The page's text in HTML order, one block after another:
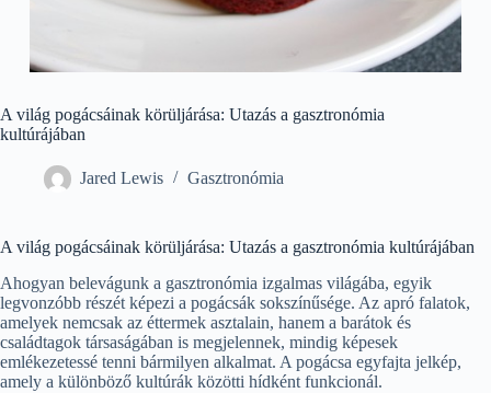
A világ pogácsáinak körüljárása: Utazás a gasztronómia
kultúrájában
Jared Lewis Gasztronómia
A világ pogácsáinak körüljárása: Utazás a gasztronómia kultúrájában
Ahogyan belevágunk a gasztronómia izgalmas világába, egyik
legvonzóbb részét képezi a pogácsák sokszínűsége. Az apró falatok,
amelyek nemcsak az éttermek asztalain, hanem a barátok és
családtagok társaságában is megjelennek, mindig képesek
emlékezetessé tenni bármilyen alkalmat. A pogácsa egyfajta jelkép,
amely a különböző kultúrák közötti hídként funkcionál.